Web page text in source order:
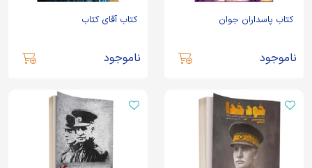
کتاب پاسداران جوان
ناموجود
کتاب آقای کتاب
ناموجود